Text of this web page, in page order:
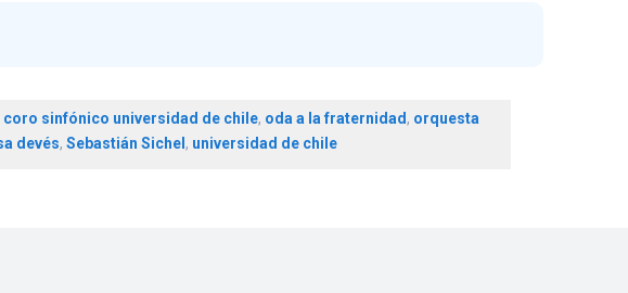
coro sinfónico universidad de chile, oda a la fraternidad, orquesta
devés, Sebastián Sichel , universidad de chile